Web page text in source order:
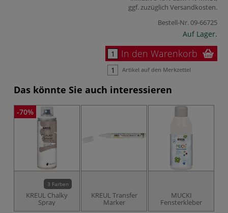
ggf. zuzüglich Versandkosten.
Bestell-Nr.09-66725
Auf Lager.
In den Warenkorb
Artikel auf den Merkzettel
Das könnte Sie auch interessieren
-70%
3 Farben
KREUL Chalky
Spray
KREUL Transfer
Marker
MUCKI
Fensterkleber